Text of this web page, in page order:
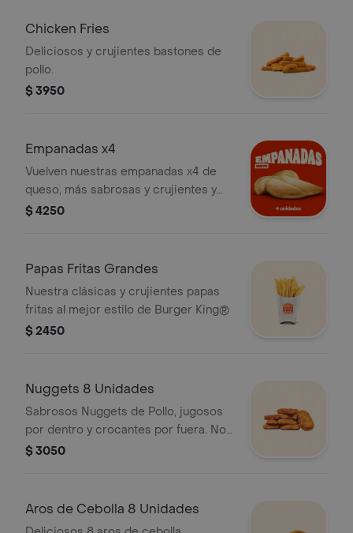
Chicken Fries
Deliciosos y crujientes bastones de
pollo.
$ 3950
Empanadas x4
Vuelven nuestras empanadas x4 de
queso, más sabrosas y crujientes y
con muuuuuucho más queso.
$ 4250
Papas Fritas Grandes
Nuestra clásicas y crujientes papas
fritas al mejor estilo de Burger King®
$ 2450
Nuggets 8 Unidades
Sabrosos Nuggets de Pollo, jugosos
por dentro y crocantes por fuera. No
incluye salsas**
$ 3050
Aros de Cebolla 8 Unidades